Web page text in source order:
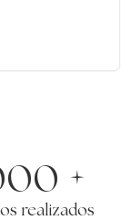
+
realizados